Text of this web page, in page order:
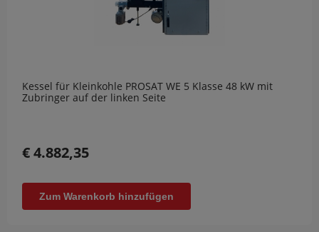
Kessel für Kleinkohle PROSAT WE 5 Klasse 48 kW mit
Zubringer auf der linken Seite
€ 4.882,35
Zum Warenkorb hinzufügen